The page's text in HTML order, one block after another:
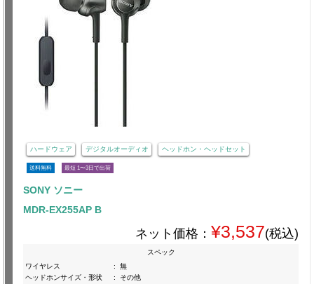
ハードウェア デジタルオーディオ ヘッドホン・ヘッドセット
送料無料 最短 1〜3日で出荷
SONY ソニー
MDR-EX255AP B
ネット価格： ¥3,537(税込)
スペック
ワイヤレス
:
無
ヘッドホンサイズ・形状
:
その他